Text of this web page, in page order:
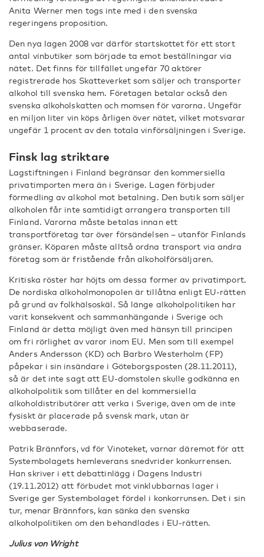
Anita Werner men togs inte med i den svenska
regeringens proposition.
Den nya lagen 2008 var därför startskottet för ett stort
antal vinbutiker som började ta emot beställningar via
nätet. Det finns för tillfället ungefär 70 aktörer
registrerade hos Skatteverket som säljer och transporter
alkohol till svenska hem. Företagen betalar också den
svenska alkoholskatten och momsen för varorna. Ungefär
en miljon liter vin köps årligen över nätet, vilket motsvarar
ungefär 1 procent av den totala vinförsäljningen i Sverige.
Finsk lag striktare
Lagstiftningen i Finland begränsar den kommersiella
privatimporten mera än i Sverige. Lagen förbjuder
förmedling av alkohol mot betalning. Den butik som säljer
alkoholen får inte samtidigt arrangera transporten till
Finland. Varorna måste betalas innan ett
transportföretag tar över försändelsen – utanför Finlands
gränser. Köparen måste alltså ordna transport via andra
företag som är fristående från alkoholförsäljaren.
Kritiska röster har höjts om dessa former av privatimport.
De nordiska alkoholmonopolen är tillåtna enligt EU-rätten
på grund av folkhälsoskäl. Så länge alkoholpolitiken har
varit konsekvent och sammanhängande i Sverige och
Finland är detta möjligt även med hänsyn till principen
om fri rörlighet av varor inom EU. Men som till exempel
Anders Andersson (KD) och Barbro Westerholm (FP)
påpekar i sin insändare i Göteborgsposten (28.11.2011),
så är det inte sagt att EU-domstolen skulle godkänna en
alkoholpolitik som tillåter en del kommersiella
alkoholdistributörer att verka i Sverige, även om de inte
fysiskt är placerade på svensk mark, utan är
webbaserade.
Patrik Brännfors, vd för Vinoteket, varnar däremot för att
Systembolagets hemleverans snedvrider konkurrensen.
Han skriver i ett debattinlägg i Dagens Industri
(19.11.2012) att förbudet mot vinklubbarnas lager i
Sverige ger Systembolaget fördel i konkorrunsen. Det i sin
tur, menar Brännfors, kan sänka den svenska
alkoholpolitiken om den behandlades i EU-rätten.
Julius von Wright